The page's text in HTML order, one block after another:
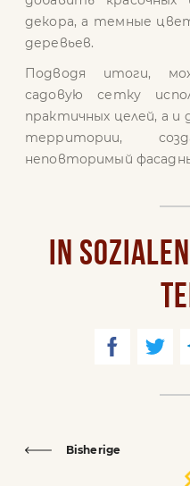
декора, а темные
деревьев.
Подводя итоги,
садовую сетку
практичных целей, а
территории,
неповторимый
IN
Bisherige